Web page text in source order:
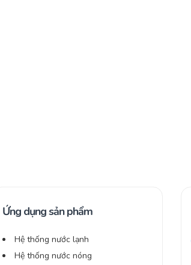
Ứng dụng sản phẩm
Hệ thống nước lạnh
Hệ thống nước nóng